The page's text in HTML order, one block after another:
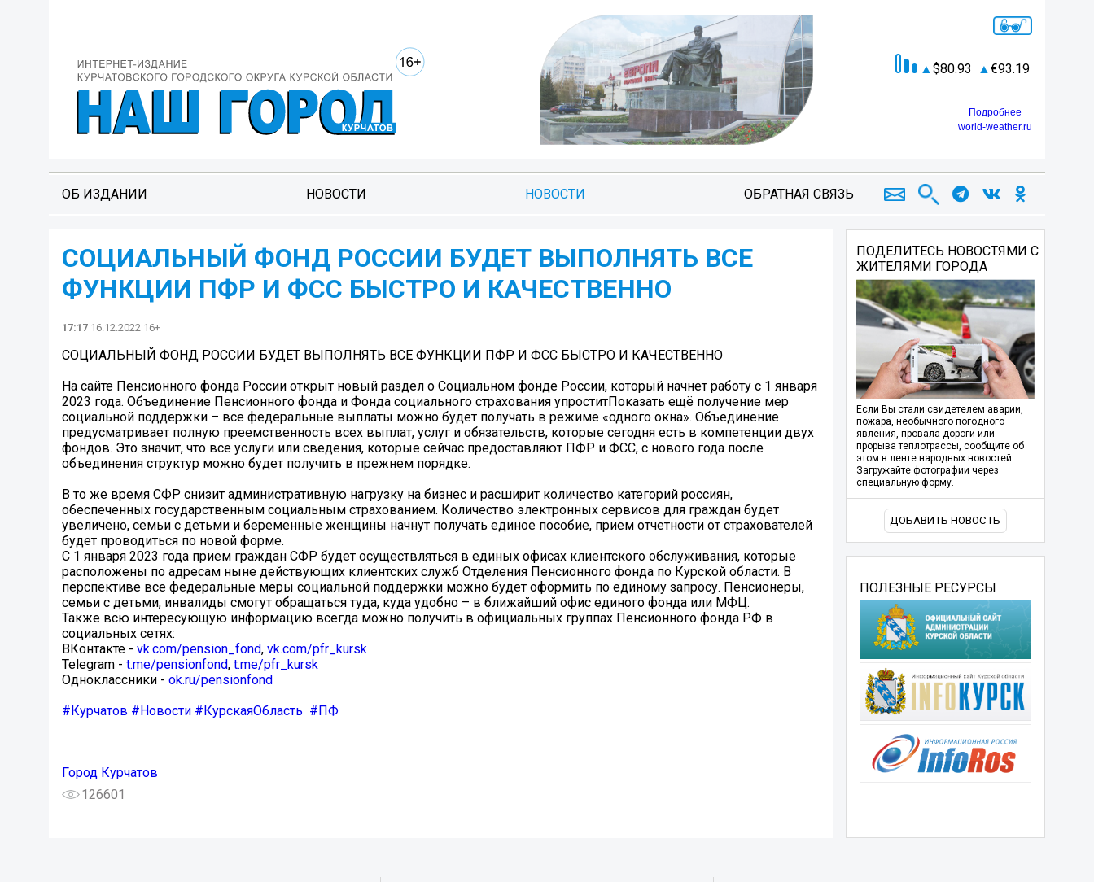
80.93 93.19
Подробнее
world-weather.ru
ОБ ИЗДАНИИ НОВОСТИ НОВОСТИ ОБРАТНАЯ СВЯЗЬ
СОЦИАЛЬНЫЙ ФОНД РОССИИ БУДЕТ ВЫПОЛНЯТЬ ВСЕ
ФУНКЦИИ ПФР И ФСС БЫСТРО И КАЧЕСТВЕННО
17:17 16.12.2022 16+
СОЦИАЛЬНЫЙ ФОНД РОССИИ БУДЕТ ВЫПОЛНЯТЬ ВСЕ ФУНКЦИИ ПФР И ФСС БЫСТРО И КАЧЕСТВЕННО
На сайте Пенсионного фонда России открыт новый раздел о Социальном фонде России, который начнет работу с 1 января
2023 года. Объединение Пенсионного фонда и Фонда социального страхования упроститПоказать ещё получение мер
социальной поддержки – все федеральные выплаты можно будет получать в режиме «одного окна». Объединение
предусматривает полную преемственность всех выплат, услуг и обязательств, которые сегодня есть в компетенции двух
фондов. Это значит, что все услуги или сведения, которые сейчас предоставляют ПФР и ФСС, с нового года после
объединения структур можно будет получить в прежнем порядке.
В то же время СФР снизит административную нагрузку на бизнес и расширит количество категорий россиян,
обеспеченных государственным социальным страхованием. Количество электронных сервисов для граждан будет
увеличено, семьи с детьми и беременные женщины начнут получать единое пособие, прием отчетности от страхователей
будет проводиться по новой форме.
С 1 января 2023 года прием граждан СФР будет осуществляться в единых офисах клиентского обслуживания, которые
расположены по адресам ныне действующих клиентских служб Отделения Пенсионного фонда по Курской области. В
перспективе все федеральные меры социальной поддержки можно будет оформить по единому запросу. Пенсионеры,
семьи с детьми, инвалиды смогут обращаться туда, куда удобно – в ближайший офис единого фонда или МФЦ.
Также всю интересующую информацию всегда можно получить в официальных группах Пенсионного фонда РФ в
социальных сетях:
ВКонтакте - vk.com/pension_fond, vk.com/pfr_kursk
Telegram - t.me/pensionfond, t.me/pfr_kursk
Одноклассники - ok.ru/pensionfond
#Курчатов #Новости #КурскаяОбласть #ПФ
Город Курчатов
126601
ПОДЕЛИТЕСЬ НОВОСТЯМИ С
ЖИТЕЛЯМИ ГОРОДА
Если Вы стали свидетелем аварии,
пожара, необычного погодного
явления, провала дороги или
прорыва теплотрассы, сообщите об
этом в ленте народных новостей.
Загружайте фотографии через
специальную форму.
ДОБАВИТЬ НОВОСТЬ
ПОЛЕЗНЫЕ РЕСУРСЫ